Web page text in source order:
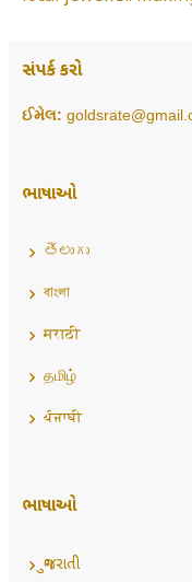
સંપર્ક કરો
ઈમેલ:
ભાષાઓ
తెలుగు
বাংলা
मराठी
தமிழ்
ਪੰਜਾਬੀ
ભાષાઓ
ગુજરાતી